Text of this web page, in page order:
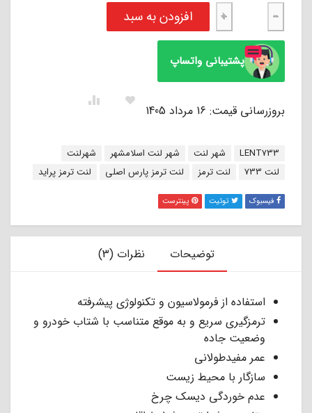
لنت ترمز جلو پژو 405 – پژو پارس - SLX پارس آبی صادراتی (اصلی) عدد
−
+ افزودن به سبد
پشتیبانی واتساپ
بروزرسانی قیمت: 16 مرداد 1405
برچسب:
LENT733 شهر لنت شهر لنت اسلامشهر
شهرلنت
لنت 733
لنت ترمز لنت ترمز پارس اصلی لنت ترمز پراید
فیسبوک توئیت پینترست
توضیحات نظرات (3)
استفاده از فرمولاسیون و تکنولوژی پیشرفته
ترمزگیری سریع و به موقع متناسب با شتاب خودرو و
وضعیت جاده
عمر مفیدطولانی
سازگار با محیط زیست
عدم خوردگی دیسک چرخ